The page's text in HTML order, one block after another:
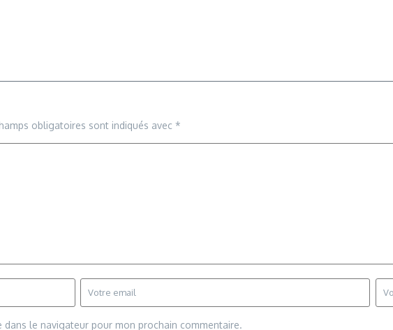
obligatoires sont indiqués avec *
le navigateur pour mon prochain commentaire.